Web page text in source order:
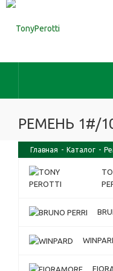
РЕМЕНЬ 1#/
Главная - Каталог -